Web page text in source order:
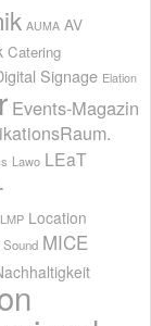
AUMA AV
Catering
Signage Elation
Events-Magazin
Lawo LEaT
LMP Location
MICE